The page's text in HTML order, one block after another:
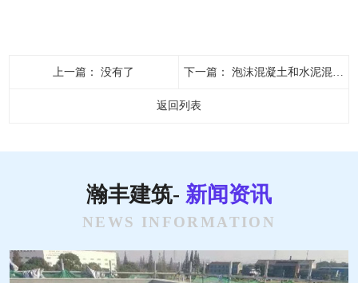
上一篇：没有了 下一篇： 泡沫混凝土和水泥混凝土有什么不同？
返回列表
瀚丰建筑- 新闻资讯
NEWS INFORMATION